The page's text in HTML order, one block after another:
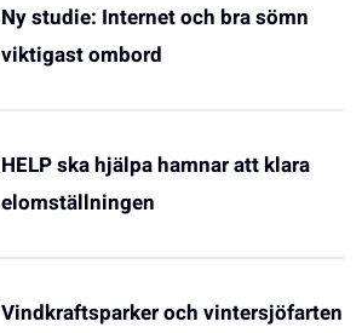
Ny studie: Internet och bra sömn
viktigast ombord
HELP ska hjälpa hamnar att klara
elomställningen
Vindkraftsparker och vintersjöfarten